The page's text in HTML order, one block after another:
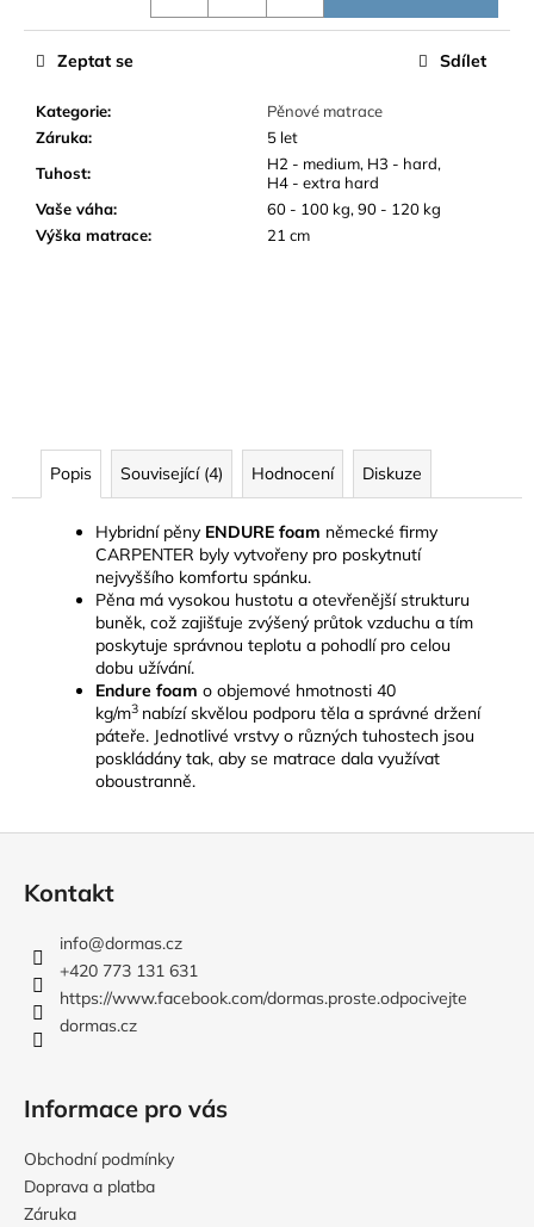
Kategorie:
Pěnové matrace
Záruka:
5 let
Tuhost:
H2 - medium, H3 - hard,
H4 - extra hard
Vaše váha:
60 - 100 kg, 90 - 120 kg
Výška matrace: 21 cm
Zeptat se Sdílet
Popis Související (4) Hodnocení Diskuze
Hybridní pěny ENDURE foam německé firmy
CARPENTER byly vytvořeny pro poskytnutí
nejvyššího komfortu spánku.
Pěna má vysokou hustotu a otevřenější strukturu
buněk, což zajišťuje zvýšený průtok vzduchu a tím
poskytuje správnou teplotu a pohodlí pro celou
dobu užívání.
Endure foam o objemové hmotnosti 40
kg/m3 nabízí skvělou podporu těla a správné držení
páteře. Jednotlivé vrstvy o různých tuhostech jsou
poskládány tak, aby se matrace dala využívat
oboustranně.
Kontakt
info@dormas.cz
+420 773 131 631
https://www.facebook.com/dormas.proste.odpocivejte
dormas.cz
Informace pro vás
Obchodní podmínky
Doprava a platba
Záruka